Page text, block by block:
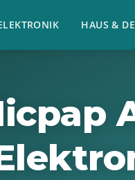
HAUS &